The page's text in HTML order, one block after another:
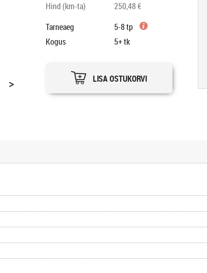
>
Hind (km-ta)
250,48 €
Tarneaeg
5-8 tp
Kogus
5+tk
LISA OSTUKORVI